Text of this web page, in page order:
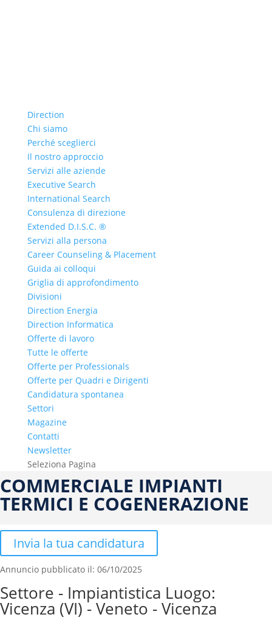
Direction
Chi siamo
Perché sceglierci
Il nostro approccio
Servizi alle aziende
Executive Search
International Search
Consulenza di direzione
Extended D.I.S.C. ®
Servizi alla persona
Career Counseling & Placement
Guida ai colloqui
Griglia di approfondimento
Divisioni
Direction Energia
Direction Informatica
Offerte di lavoro
Tutte le offerte
Offerte per Professionals
Offerte per Quadri e Dirigenti
Candidatura spontanea
Settori
Magazine
Contatti
Newsletter
Seleziona Pagina
COMMERCIALE IMPIANTI
TERMICI E COGENERAZIONE
Invia la tua candidatura
Annuncio pubblicato il: 06/10/2025
Settore - Impiantistica Luogo:
Vicenza (VI) - Veneto - Vicenza